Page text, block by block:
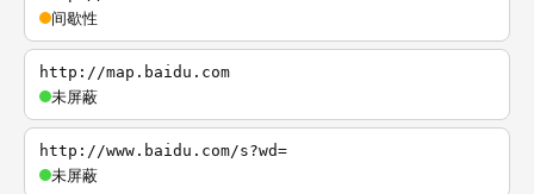
间歇性
http://map.baidu.com
未屏蔽
http://www.baidu.com/s?wd=
未屏蔽